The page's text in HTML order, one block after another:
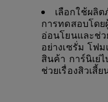
เลือกใช้ผลิ
การทดสอบโด
อ่อนโยนและช่
อย่างเซรั่ม โฟ
สินค้า การ์นิเย่
ช่วยเรื่องสิวเสี้